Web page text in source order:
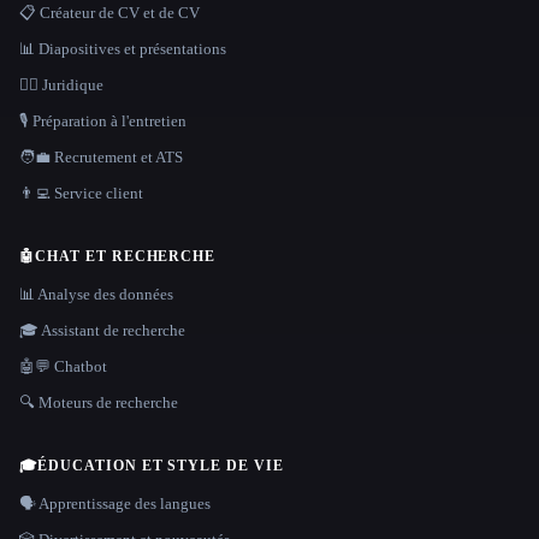
📋 Créateur de CV et de CV
📊 Diapositives et présentations
👩‍⚖️ Juridique
🎙️ Préparation à l'entretien
🧑‍💼 Recrutement et ATS
👨‍💻 Service client
🤖CHAT ET RECHERCHE
📊 Analyse des données
🎓 Assistant de recherche
🤖💬 Chatbot
🔍 Moteurs de recherche
🎓ÉDUCATION ET STYLE DE VIE
🗣️ Apprentissage des langues